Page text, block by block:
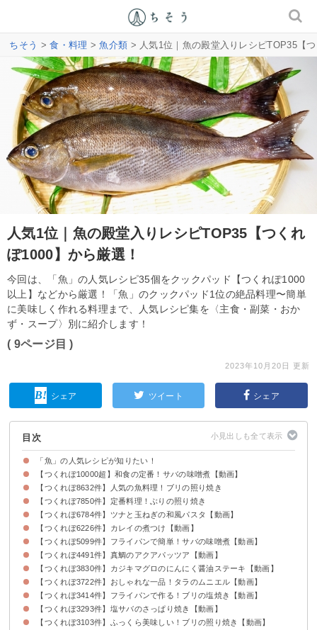
ちそう >食・料理 >魚介類 > 人気1位｜魚の殿堂入りレシピTOP35【
人気1位｜魚の殿堂入りレシピTOP35【つくれ
ぽ1000】から厳選！
今回は、「魚」の人気レシピ35個をクックパッド【つくれぽ1000
以上】などから厳選！「魚」のクックパッド1位の絶品料理〜簡単
に美味しく作れる料理まで、人気レシピ集を〈主食・副菜・おか
ず・スープ〉別に紹介します！
( 9ページ目 )
2023年10月20日 更新
シェア ツイート シェア
目次
「魚」の人気レシピが知りたい！
【つくれぽ10000超】和食の定番！サバの味噌煮【動画】
【つくれぽ8632件】人気の魚料理！ブリの照り焼き
【つくれぽ7850件】定番料理！ぶりの照り焼き
【つくれぽ6784件】ツナと玉ねぎの和風パスタ【動画】
【つくれぽ6226件】カレイの煮つけ【動画】
【つくれぽ5099件】フライパンで簡単！サバの味噌煮【動画】
【つくれぽ4491件】真鯛のアクアパッツア【動画】
【つくれぽ3830件】カジキマグロのにんにく醤油ステーキ【動画】
【つくれぽ3722件】おしゃれな一品！タラのムニエル【動画】
【つくれぽ3414件】フライパンで作る！ブリの塩焼き【動画】
【つくれぽ3293件】塩サバのさっぱり焼き【動画】
【つくれぽ3103件】ふっくら美味しい！ブリの照り焼き【動画】